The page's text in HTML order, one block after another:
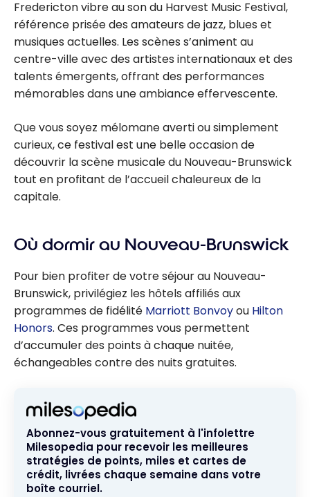
Fredericton vibre au son du Harvest Music Festival,
référence prisée des amateurs de jazz, blues et
musiques actuelles. Les scènes s’animent au
centre-ville avec des artistes internationaux et des
talents émergents, offrant des performances
mémorables dans une ambiance effervescente.
Que vous soyez mélomane averti ou simplement
curieux, ce festival est une belle occasion de
découvrir la scène musicale du Nouveau-Brunswick
tout en profitant de l’accueil chaleureux de la
capitale.
Où dormir au Nouveau-Brunswick
Pour bien profiter de votre séjour au Nouveau-
Brunswick, privilégiez les hôtels affiliés aux
programmes de fidélité Marriott Bonvoyou Hilton
Honors. Ces programmes vous permettent
d’accumuler des points à chaque nuitée,
échangeables contre des nuits gratuites.
Abonnez-vous gratuitement à l'infolettre
Milesopedia pour recevoir les meilleures
stratégies de points, miles et cartes de
crédit, livrées chaque semaine dans votre
boîte courriel.